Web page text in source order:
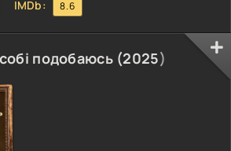
IMDb: 8.6
подобаюсь (2025)